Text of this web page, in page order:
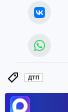
ДТП